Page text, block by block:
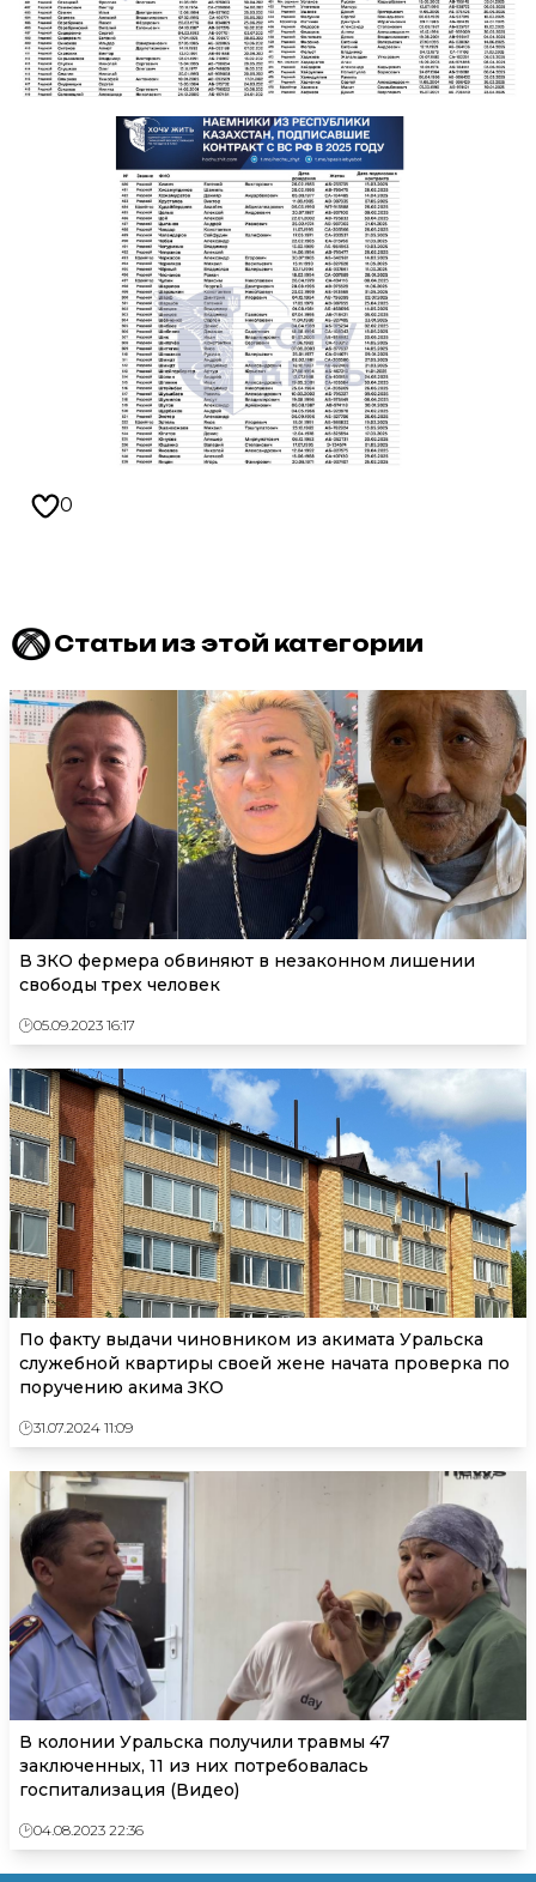
0
Статьи из этой категории
В ЗКО фермера обвиняют в незаконном лишении
свободы трех человек
05.09.2023 16:17
По факту выдачи чиновником из акимата Уральска
служебной квартиры своей жене начата проверка по
поручению акима ЗКО
31.07.2024 11:09
В колонии Уральска получили травмы 47
заключенных, 11 из них потребовалась
госпитализация (Видео)
04.08.2023 22:36